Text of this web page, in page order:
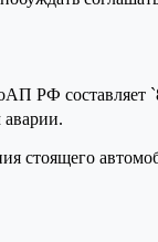
РФ составляет
стоящего